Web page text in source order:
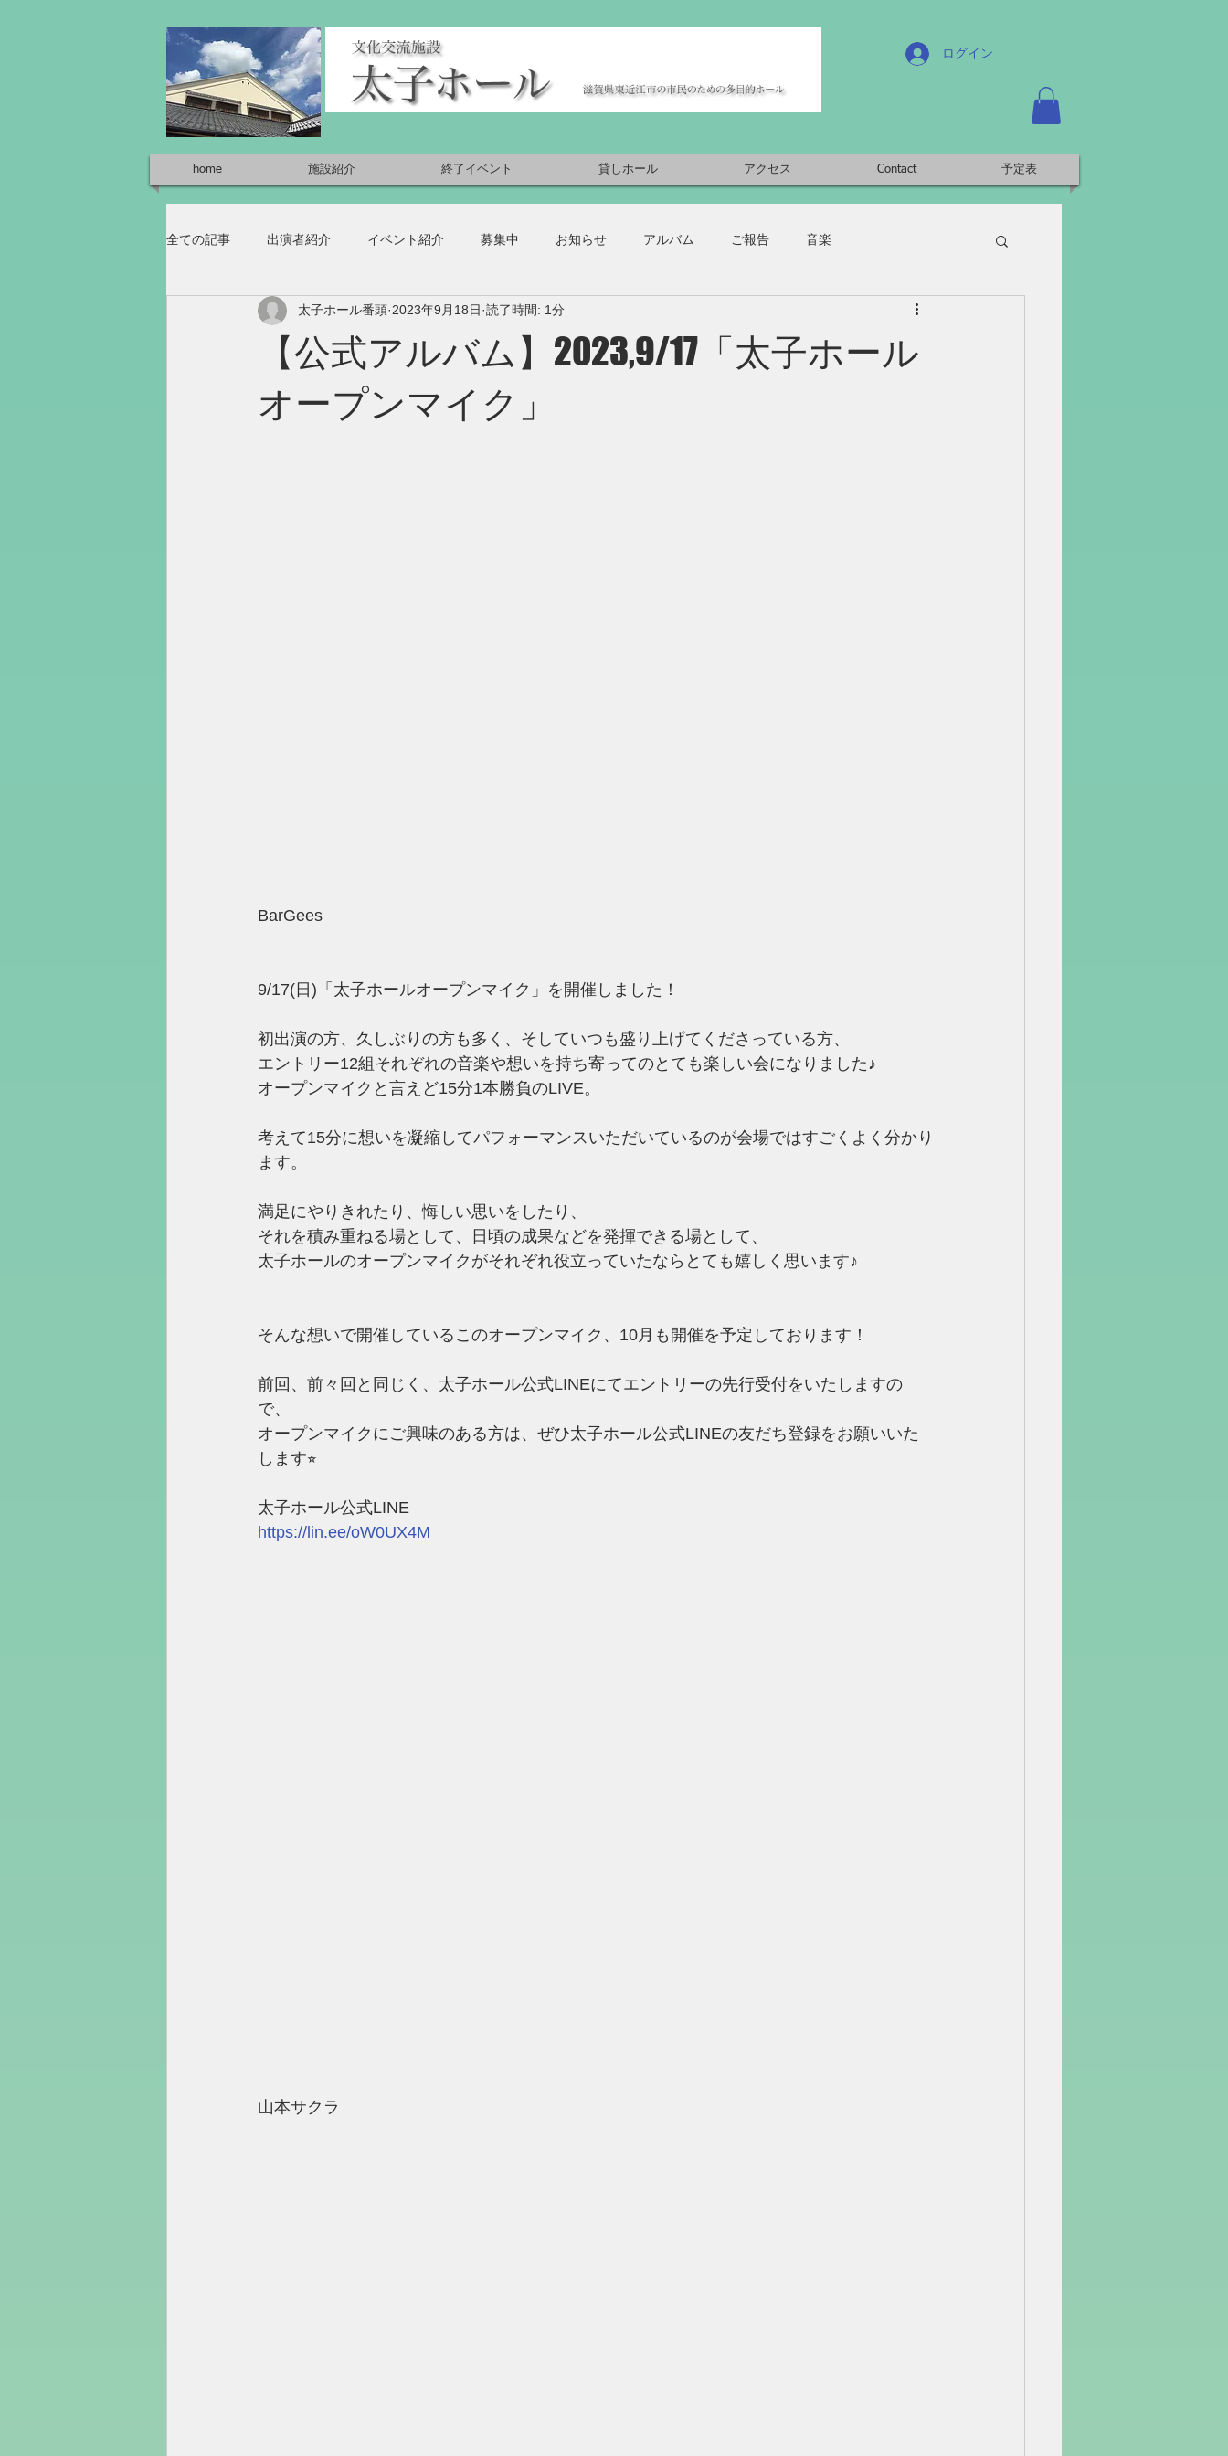
ログイン
home 施設紹介 終了イベント 貸しホール アクセス Contact 予定表
全ての記事 出演者紹介 イベント紹介 募集中 お知らせ アルバム ご報告 音楽
【公式アルバム】2023,9/17「太子ホール
オープンマイク」
太子ホール番頭 2023年9月18日 読了時間: 1分
BarGees
9/17(日)「太子ホールオープンマイク」を開催しました！
初出演の方、久しぶりの方も多く、そしていつも盛り上げてくださっている方、
エントリー12組それぞれの音楽や想いを持ち寄ってのとても楽しい会になりました♪
オープンマイクと言えど15分1本勝負のLIVE。
考えて15分に想いを凝縮してパフォーマンスいただいているのが会場ではすごくよく分かり
ます。
満足にやりきれたり、悔しい思いをしたり、
それを積み重ねる場として、日頃の成果などを発揮できる場として、
太子ホールのオープンマイクがそれぞれ役立っていたならとても嬉しく思います♪
そんな想いで開催しているこのオープンマイク、10月も開催を予定しております！
前回、前々回と同じく、太子ホール公式LINEにてエントリーの先行受付をいたしますの
で、
オープンマイクにご興味のある方は、ぜひ太子ホール公式LINEの友だち登録をお願いいた
します⭐︎
太子ホール公式LINE
https://lin.ee/oW0UX4M
山本サクラ